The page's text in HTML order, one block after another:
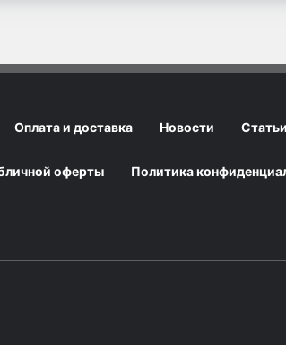
Оплата и доставка Новости Статьи
оферты Политика